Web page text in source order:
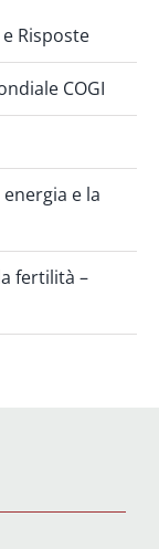
Risposte
COGI
e la
fertilità –